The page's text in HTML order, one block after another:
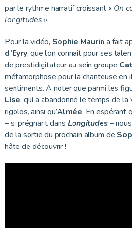
par le rythme narratif croissant « On
longitudes ».
Pour la vidéo, Sophie Maurin a fait
d’Eyry, que l’on connait pour ses
de prestidigitateur au sein groupe
métamorphose pour la chanteuse en
sentiments. A noter que parmi les
Lise, qui a abandonné le temps de la
rigolos, ainsi qu’Almée. En espérant
– si prégnant dans Longitudes–
de la sortie du prochain album de
hâte de découvrir !